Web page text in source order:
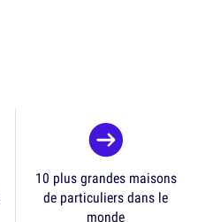
10 plus grandes maisons
de particuliers dans le
monde